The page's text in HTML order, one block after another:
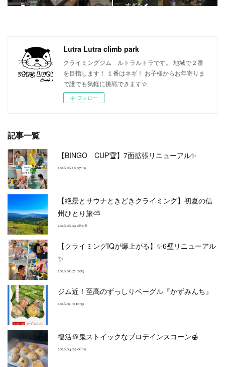
🍵✨
すぎた🌊
Lutra Lutra climb park
クライミングジム ルトラルトラです。 地域で２番
を目指します！ １番はネギ！ お子様からお年寄りま
で誰でも気軽に挑戦できます☆
フォロー
記事一覧
【BINGO CUP🏆】7面拡張リニューアル✨
2026.06.20 07:19
【絶景とサウナときどきクライミング】初夏の信
州ひとり旅⛅
2026.06.09 08:08
【クライミングIQが爆上がる】✨6壁リニューアル
✨
2026.05.17 10:55
ジム近！至高のずっしりベーグル『かずみんち』
2026.05.10 10:39
復活🍪鬼ストイックなプロテインスコーン🍯
2026.04.29 06:19